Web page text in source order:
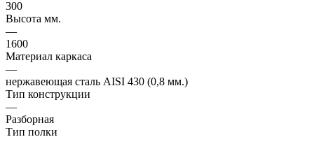
300
Высота мм.
—
1600
Материал каркаса
—
нержавеющая сталь AISI 430 (0,8 мм.)
Тип конструкции
—
Разборная
Тип полки